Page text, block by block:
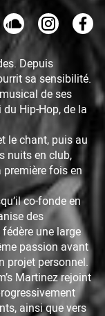
Depuis
sa sensibilité.
de ses
Hip-Hop, de la
le chant, puis au
nuits en club,
première fois en
co-fonde en
des
une large
passion avant
projet personnel.
Martinez rejoint
ainsi que vers